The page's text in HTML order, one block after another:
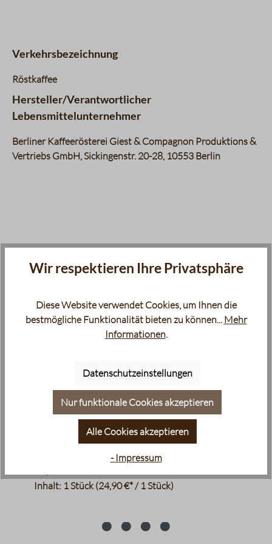
Fruchtigkeit
1 / 5
Süße
Bouquet
4 / 5
Verkehrsbezeichnung
Röstkaffee
Hersteller/Verantwortlicher
Lebensmittelunternehmer
Berliner Kaffeerösterei Giest & Compagnon Produktions &
Vertriebs GmbH, Sickingenstr. 20-28, 10553 Berlin
JoeFrex - Tamper, 58 mm, Aluminium
Espresso-Tamper
Inhalt: 1 Stück(24,90 €* / 1 Stück)
Wir respektieren Ihre Privatsphäre
Diese Website verwendet Cookies, um Ihnen die
bestmögliche Funktionalität bieten zu können... Mehr
Informationen.
Datenschutzeinstellungen
Nur funktionale Cookies akzeptieren
Alle Cookies akzeptieren
- Impressum